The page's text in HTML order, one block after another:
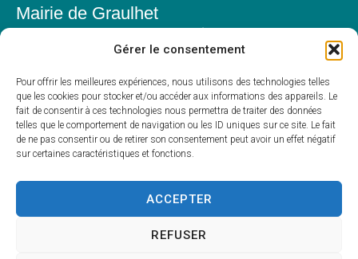
Gérer le consentement
Pour offrir les meilleures expériences, nous utilisons des technologies telles
que les cookies pour stocker et/ou accéder aux informations des appareils. Le
fait de consentir à ces technologies nous permettra de traiter des données
telles que le comportement de navigation ou les ID uniques sur ce site. Le fait
de ne pas consentir ou de retirer son consentement peut avoir un effet négatif
sur certaines caractéristiques et fonctions.
ACCEPTER
REFUSER
Mairie de Graulhet
81300 Graulhet
05 63 42 85 50
mairie@mairie-graulhet.fr
Horaires d'ouverture
Du lundi au vendredi :